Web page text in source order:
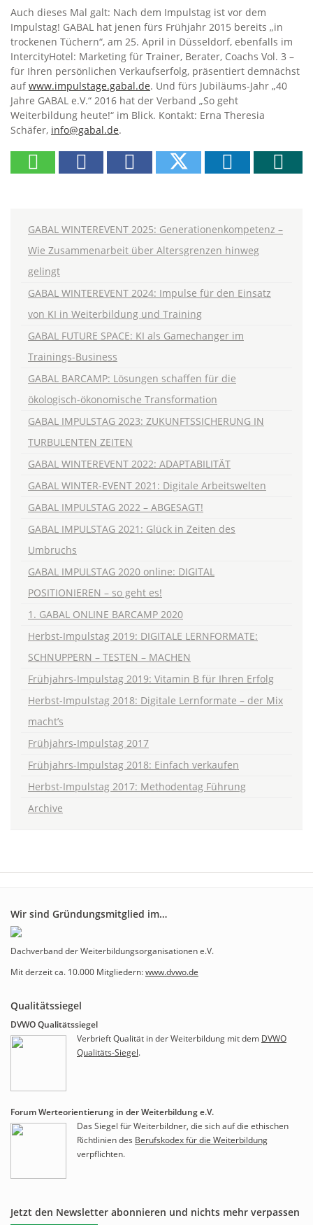
Auch dieses Mal galt: Nach dem Impulstag ist vor dem
Impulstag! GABAL hat jenen fürs Frühjahr 2015 bereits „in
trockenen Tüchern“, am 25. April in Düsseldorf, ebenfalls im
IntercityHotel: Marketing für Trainer, Berater, Coachs Vol. 3 –
für Ihren persönlichen Verkaufserfolg, präsentiert demnächst
aufwww.impulstage.gabal.de. Und fürs Jubiläums-Jahr „40
Jahre GABAL e.V.“ 2016 hat der Verband „So geht
Weiterbildung heute!“ im Blick. Kontakt: Erna Theresia
Schäfer, info@gabal.de.
GABAL WINTEREVENT 2025: Generationenkompetenz –
Wie Zusammenarbeit über Altersgrenzen hinweg
gelingt
GABAL WINTEREVENT 2024: Impulse für den Einsatz
von KI in Weiterbildung und Training
GABAL FUTURE SPACE: KI als Gamechanger im
Trainings-Business
GABAL BARCAMP: Lösungen schaffen für die
ökologisch-ökonomische Transformation
GABAL IMPULSTAG 2023: ZUKUNFTSSICHERUNG IN
TURBULENTEN ZEITEN
GABAL WINTEREVENT 2022: ADAPTABILITÄT
GABAL WINTER-EVENT 2021: Digitale Arbeitswelten
GABAL IMPULSTAG 2022 – ABGESAGT!
GABAL IMPULSTAG 2021: Glück in Zeiten des
Umbruchs
GABAL IMPULSTAG 2020 online: DIGITAL
POSITIONIEREN – so geht es!
1. GABAL ONLINE BARCAMP 2020
Herbst-Impulstag 2019: DIGITALE LERNFORMATE:
SCHNUPPERN – TESTEN – MACHEN
Frühjahrs-Impulstag 2019: Vitamin B für Ihren Erfolg
Herbst-Impulstag 2018: Digitale Lernformate – der Mix
macht’s
Frühjahrs-Impulstag 2017
Frühjahrs-Impulstag 2018: Einfach verkaufen
Herbst-Impulstag 2017: Methodentag Führung
Archive
Wir sind Gründungsmitglied im…
Dachverband der Weiterbildungsorganisationen e.V.
Mit derzeit ca. 10.000 Mitgliedern:www.dvwo.de
Qualitätssiegel
DVWO Qualitätssiegel
Verbrieft Qualität in der Weiterbildung mit dem DVWO
Qualitäts-Siegel.
Forum Werteorientierung in der Weiterbildung e.V.
Das Siegel für Weiterbildner, die sich auf die ethischen
Richtlinien des Berufskodex für die Weiterbildung
verpflichten.
Jetzt den Newsletter abonnieren und nichts mehr verpassen